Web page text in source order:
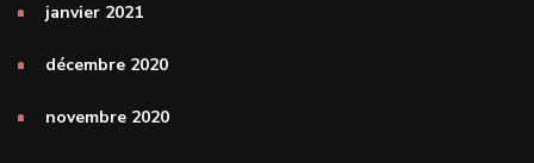
janvier 2021
décembre 2020
novembre 2020